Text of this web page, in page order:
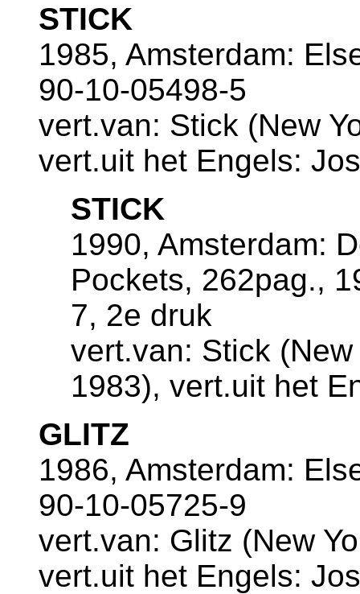
STICK
1985, Amsterdam:
90-10-05498-5
vert.van: Stick (New
vert.uit het Engels:
STICK
1990, Amsterdam:
Pockets, 262pag.,
7, 2e druk
vert.van: Stick
1983), vert.uit het
GLITZ
1986, Amsterdam:
90-10-05725-9
vert.van: Glitz (New
vert.uit het Engels: